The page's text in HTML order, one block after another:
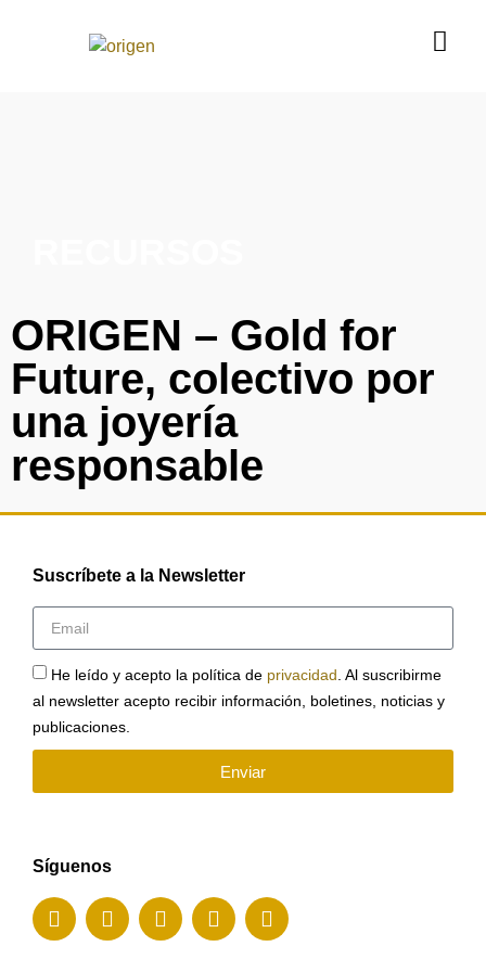
ORIGEN – Gold for
Future, colectivo por
una joyería
responsable
Suscríbete a la Newsletter
He leído y acepto la política de privacidad . Al suscribirme
al newsletter acepto recibir información, boletines, noticias y
publicaciones.
Enviar
Síguenos